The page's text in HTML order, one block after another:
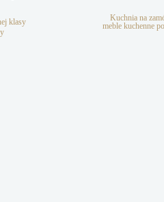
klasy
Kuchnia na
meble kuchenne